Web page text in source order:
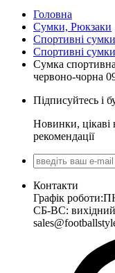
Головна
Сумки, Рюкзаки
Спортивні сумки
Спортивні
Сумка
червоно-чорна
Підписуйтесь і
Новинки, цікаві
рекомендації
Контакти
Графік роботи:
СБ-ВС: вихідний